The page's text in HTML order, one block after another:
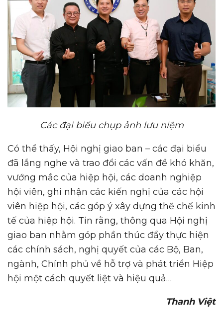
Các đại biểu chụp ảnh lưu niệm
Có thể thấy, Hội nghị giao ban – các đại biểu
đã lắng nghe và trao đổi các vấn đề khó khăn,
vướng mắc của hiệp hội, các doanh nghiệp
hội viên, ghi nhận các kiến nghị của các hội
viên hiệp hội, các góp ý xây dựng thể chế kinh
tế của hiệp hội. Tin rằng, thông qua Hội nghị
giao ban nhằm góp phần thúc đẩy thực hiện
các chính sách, nghị quyết của các Bộ, Ban,
ngành, Chính phủ về hỗ trợ và phát triển Hiệp
hội một cách quyết liệt và hiệu quả…
Thanh Việt